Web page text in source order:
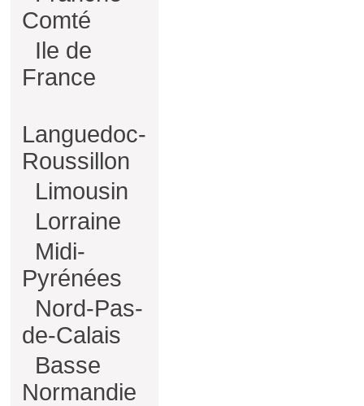
Comté
Ile de
France
Languedoc-
Roussillon
Limousin
Lorraine
Midi-
Pyrénées
Nord-Pas-
de-Calais
Basse
Normandie